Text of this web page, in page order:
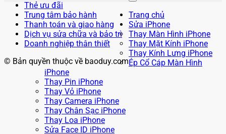
Thẻ ưu đãi
Trung tâm bảo hành
Thanh toán và giao hàng
Dịch vụ sửa chữa và bảo trì
Doanh nghiệp thân thiết
© Bản quyền thuộc về baoduy.com
Trang chủ
Sửa iPhone
Thay Màn Hình iPhone
Thay Mặt Kính iPhone
Thay Kính Lưng iPhone
Ép Cổ Cáp Màn Hình
iPhone
Thay Pin iPhone
Thay Vỏ iPhone
Thay Camera iPhone
Thay Chân Sạc iPhone
Thay Loa iPhone
Sửa Face ID iPhone